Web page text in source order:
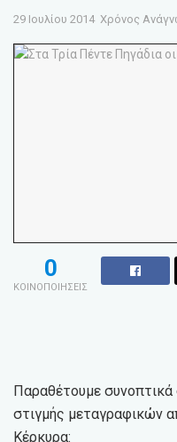
29 Ιουλίου 2014 Χρόνος
0
ΚΟΙΝΟΠΟΙΗΣΕΙΣ
Παραθέτουμε
στιγμής μεταγραφικών
Κέρκυρα: